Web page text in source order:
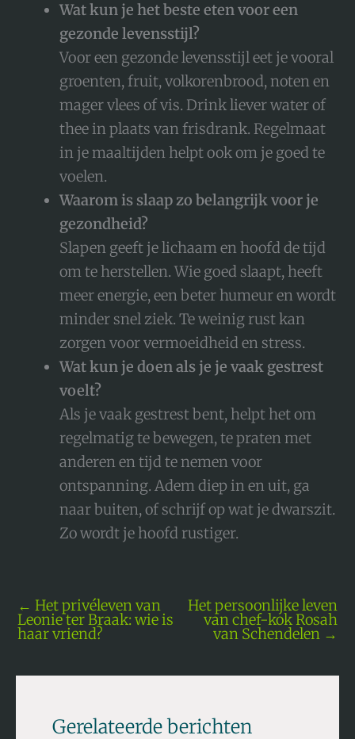
Wat kun je het beste eten voor een
gezonde levensstijl?
Voor een gezonde levensstijl eet je vooral
groenten, fruit, volkorenbrood, noten en
mager vlees of vis. Drink liever water of
thee in plaats van frisdrank. Regelmaat
in je maaltijden helpt ook om je goed te
voelen.
Waarom is slaap zo belangrijk voor je
gezondheid?
Slapen geeft je lichaam en hoofd de tijd
om te herstellen. Wie goed slaapt, heeft
meer energie, een beter humeur en wordt
minder snel ziek. Te weinig rust kan
zorgen voor vermoeidheid en stress.
Wat kun je doen als je je vaak gestrest
voelt?
Als je vaak gestrest bent, helpt het om
regelmatig te bewegen, te praten met
anderen en tijd te nemen voor
ontspanning. Adem diep in en uit, ga
naar buiten, of schrijf op wat je dwarszit.
Zo wordt je hoofd rustiger.
← Het privéleven van
Leonie ter Braak: wie is
haar vriend?
Het persoonlijke leven
van chef-kok Rosah
van Schendelen →
Gerelateerde berichten